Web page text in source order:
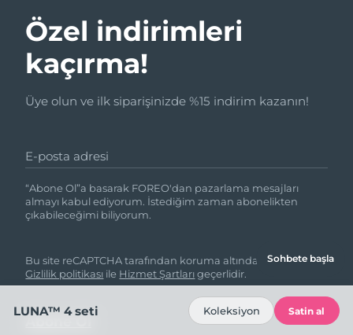
Özel indirimleri
kaçırma!
Üye olun ve ilk siparişinizde %15 indirim kazanın!
E-posta adresi
“Abone Ol”a basarak FOREO'dan pazarlama mesajları
almayı kabul ediyorum. İstediğim zaman abonelikten
çıkabileceğimi biliyorum.
Bu site reCAPTCHA tarafından koruma altındadır ve Google
Gizlilik politikası ile Hizmet Şartlarıgeçerlidir.
Sohbete başla
LUNA™ 4 seti Koleksiyon Satin al